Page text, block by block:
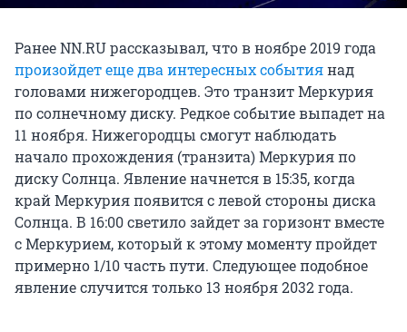
Ранее NN.RU рассказывал, что в ноябре 2019 года
произойдет еще два интересных событиянад
головами нижегородцев. Это транзит Меркурия
по солнечному диску. Редкое событие выпадет на
11 ноября. Нижегородцы смогут наблюдать
начало прохождения (транзита) Меркурия по
диску Солнца. Явление начнется в 15:35, когда
край Меркурия появится с левой стороны диска
Солнца. В 16:00 светило зайдет за горизонт вместе
с Меркурием, который к этому моменту пройдет
примерно 1/10 часть пути. Следующее подобное
явление случится только 13 ноября 2032 года.